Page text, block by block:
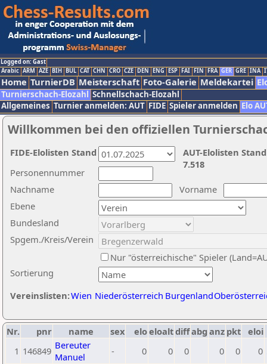
Logged on: Gast
Arabic ARM AZE BIH BUL CAT CHN CRO CZE DEN ENG ESP FAI FIN FRA GER GRE INA
Home TurnierDB Meisterschaft Foto-Galerie Meldekartei
Turnierschach-Elozahl Schnellschach-Elozahl
Allgemeines Turnier anmelden: AUT FIDE Spieler anmelden Elo
Willkommen bei den offiziellen
Nachname
Vorname
Ebene
Sortierung
Personennummer
Bundesland
Spgem./Kreis/Verein
Nur "österreichische" Spieler
Vereinslisten:Wien Niederösterreich Burgenland
AUT-Elolisten
7.518
FIDE-Elolisten Stand
Nr. pnr name sex eloeloaltdiffabg anz pkt eloi
1 146849 Bereuter
Manuel
- 0 0 0 0 0 0